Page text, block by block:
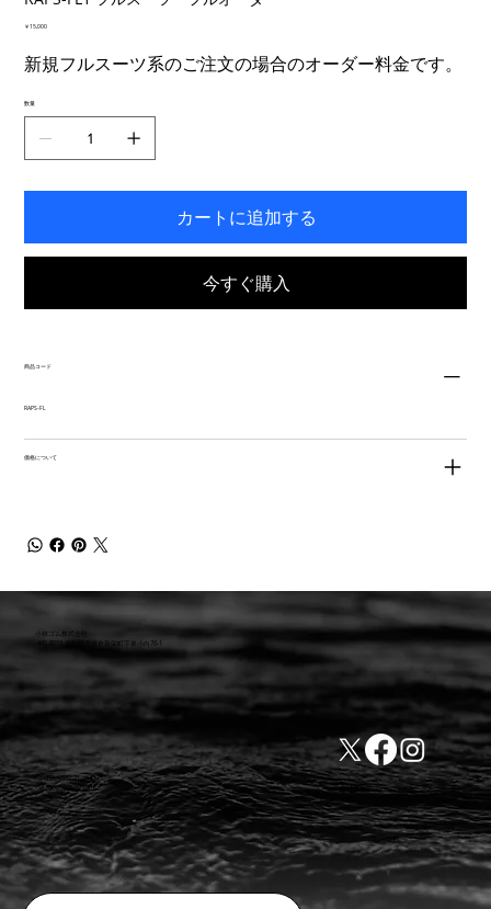
価
￥15,000
新規フルスーツ系のご注文の場合のオーダー料金です。
数量
カートに追加する
今すぐ購入
商品コード
RAPS-FL
価格について
小林ゴム株式会社
441-8016 愛知県豊橋市新栄町字東小向76-1
TEL:0532-31-4646
FAX:0532-32-6810
​会社概要
​利用規約